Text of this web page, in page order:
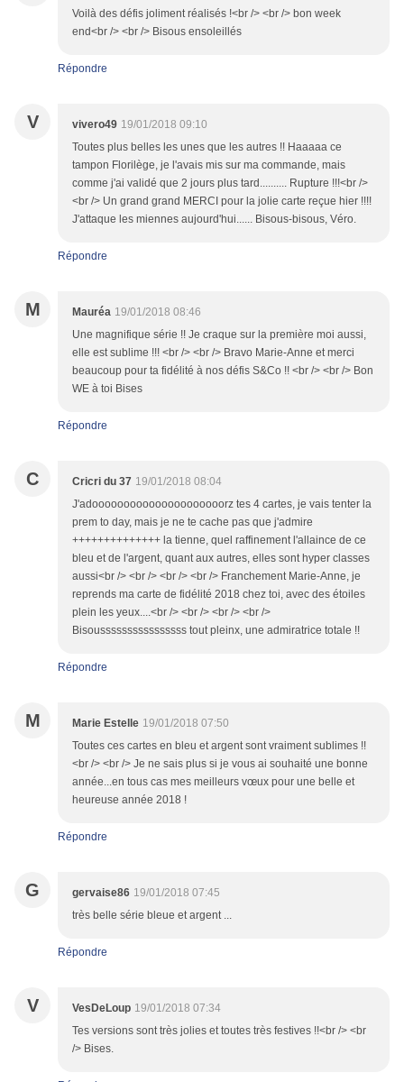
Voilà des défis joliment réalisés !<br /> <br /> bon week
end<br /> <br /> Bisous ensoleillés
Répondre
V vivero49 19/01/2018 09:10
Toutes plus belles les unes que les autres !! Haaaaa ce
tampon Florilège, je l'avais mis sur ma commande, mais
comme j'ai validé que 2 jours plus tard.......... Rupture !!!<br />
<br /> Un grand grand MERCI pour la jolie carte reçue hier !!!!
J'attaque les miennes aujourd'hui...... Bisous-bisous, Véro.
Répondre
M Mauréa 19/01/2018 08:46
Une magnifique série !! Je craque sur la première moi aussi,
elle est sublime !!! <br /> <br /> Bravo Marie-Anne et merci
beaucoup pour ta fidélité à nos défis S&Co !! <br /> <br /> Bon
WE à toi Bises
Répondre
C Cricri du 37 19/01/2018 08:04
J'adooooooooooooooooooooorz tes 4 cartes, je vais tenter la
prem to day, mais je ne te cache pas que j'admire
++++++++++++++ la tienne, quel raffinement l'allaince de ce
bleu et de l'argent, quant aux autres, elles sont hyper classes
aussi<br /> <br /> <br /> <br /> Franchement Marie-Anne, je
reprends ma carte de fidélité 2018 chez toi, avec des étoiles
plein les yeux....<br /> <br /> <br /> <br />
Bisoussssssssssssssss tout pleinx, une admiratrice totale !!
Répondre
M Marie Estelle 19/01/2018 07:50
Toutes ces cartes en bleu et argent sont vraiment sublimes !!
<br /> <br /> Je ne sais plus si je vous ai souhaité une bonne
année...en tous cas mes meilleurs vœux pour une belle et
heureuse année 2018 !
Répondre
G gervaise86 19/01/2018 07:45
très belle série bleue et argent ...
Répondre
V VesDeLoup 19/01/2018 07:34
Tes versions sont très jolies et toutes très festives !!<br /> <br
/> Bises.